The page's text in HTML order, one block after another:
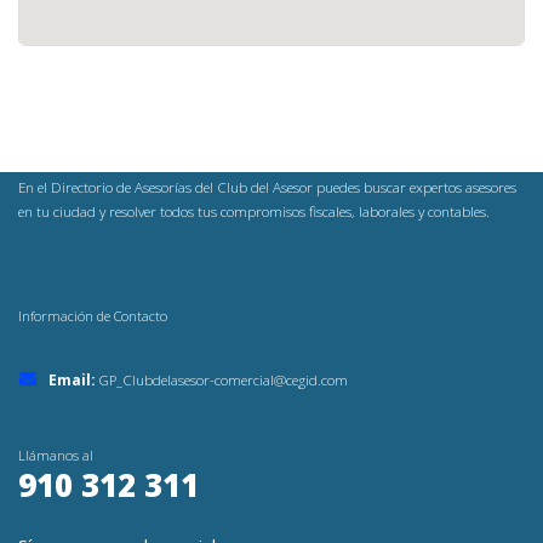
En el Directorio de Asesorías del Club del Asesor puedes buscar expertos asesores
en tu ciudad y resolver todos tus compromisos fiscales, laborales y contables.
Información de Contacto
Email: GP_Clubdelasesor-comercial@cegid.com
Llámanos al
910 312 311